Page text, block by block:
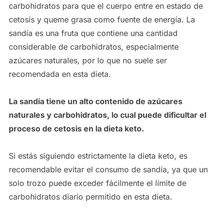
carbohidratos para que el cuerpo entre en estado de
cetosis y queme grasa como fuente de energía. La
sandía es una fruta que contiene una cantidad
considerable de carbohidratos, especialmente
azúcares naturales, por lo que no suele ser
recomendada en esta dieta.
La sandía tiene un alto contenido de azúcares
naturales y carbohidratos, lo cual puede dificultar el
proceso de cetosis en la dieta keto.
Si estás siguiendo estrictamente la dieta keto, es
recomendable evitar el consumo de sandía, ya que un
solo trozo puede exceder fácilmente el límite de
carbohidratos diario permitido en esta dieta.